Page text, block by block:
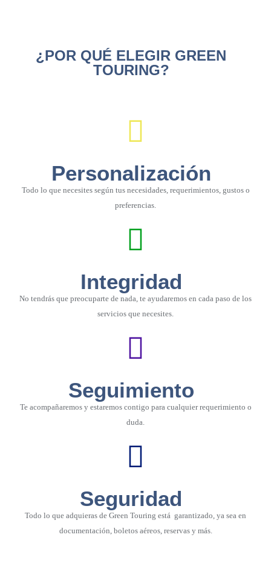
¿POR QUÉ ELEGIR GREEN
TOURING?
Personalización
Todo lo que necesites según tus necesidades, requerimientos, gustos o
preferencias.
Integridad
No tendrás que preocuparte de nada, te ayudaremos en cada paso de los
servicios que necesites.
Seguimiento
Te acompañaremos y estaremos contigo para cualquier requerimiento o
duda.
Seguridad
Todo lo que adquieras de Green Touring está garantizado, ya sea en
documentación, boletos aéreos, reservas y más.